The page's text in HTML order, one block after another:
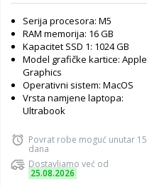
Serija procesora: M5
RAM memorija: 16 GB
Kapacitet SSD 1: 1024 GB
Model grafičke kartice: Apple
Graphics
Operativni sistem: MacOS
Vrsta namjene laptopa:
Ultrabook
Povrat robe moguć unutar 15
dana
Dostavljamo već od
25.08.2026